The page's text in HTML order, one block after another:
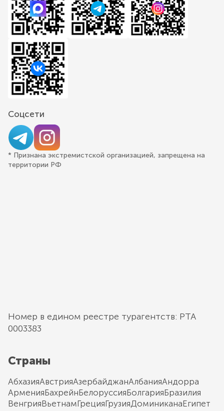
Соцсети
* Признана экстремистской организацией, запрещена на
территории РФ
Номер в едином реестре турагентств: РТА
0003383
Страны
АбхазияАвстрияАзербайджанАлбанияАндорра
АрменияБахрейнБелоруссияБолгарияБразилия
ВенгрияВьетнамГрецияГрузияДоминиканаЕгипет